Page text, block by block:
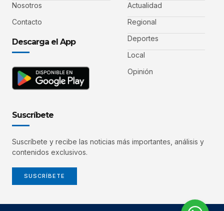
Nosotros
Contacto
Descarga el App
Actualidad
Regional
Deportes
Local
Opinión
Suscríbete
Suscríbete y recibe las noticias más importantes, análisis y
contenidos exclusivos.
SUSCRÍBETE